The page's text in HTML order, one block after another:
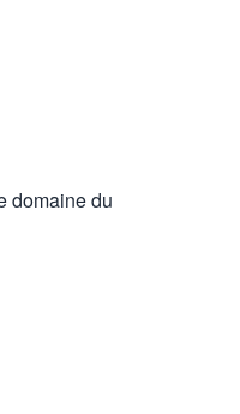
domaine du